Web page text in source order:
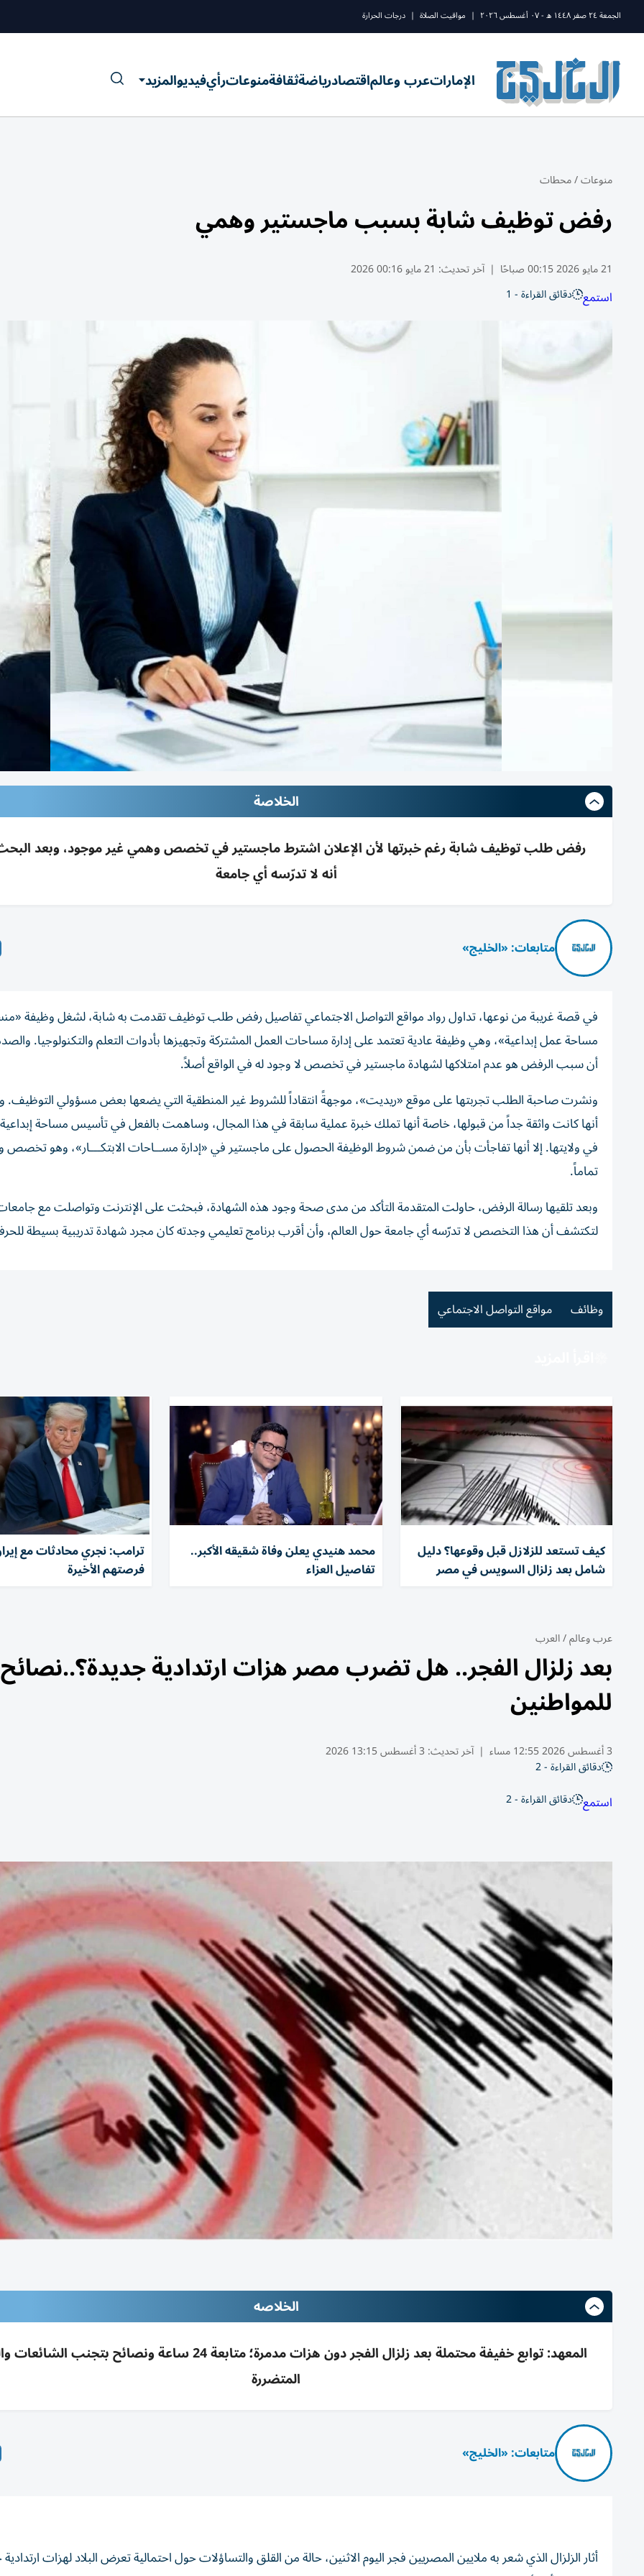
الجمعة ٢٤ صفر ١٤٤٨ ه - ٠٧ أغسطس ٢٠٢٦ | مواقيت الصلاة | درجات الحرارة
الإماراتعرب وعالماقتصادرياضةثقافةمنوعاترأيفيديوالمزيد
منوعات/محطات
رفض توظيف شابة بسبب ماجستير وهمي
21 مايو 2026 00:15 صباحًا | آخر تحديث: 21 مايو 00:16 2026
استمع دقائق القراءة - 1
الخلاصة
رفض طلب توظيف شابة رغم خبرتها لأن الإعلان اشترط ماجستير في تخصص وهمي غير موجود، وبعد
أنه لا تدرّسه أي جامعة
متابعات: «الخليج»
في قصة غريبة من نوعها، تداول رواد مواقع التواصل الاجتماعي تفاصيل رفض طلب توظيف تقدمت به شابة، لشغل وظيفة
مساحة عمل إبداعية»، وهي وظيفة عادية تعتمد على إدارة مساحات العمل المشتركة وتجهيزها بأدوات التعلم والتكنولوجيا.
أن سبب الرفض هو عدم امتلاكها لشهادة ماجستير في تخصص لا وجود له في الواقع أصلاً.
ونشرت صاحبة الطلب تجربتها على موقع «ريديت»، موجهةً انتقاداً للشروط غير المنطقية التي يضعها بعض مسؤولي
أنها كانت واثقة جداً من قبولها، خاصة أنها تملك خبرة عملية سابقة في هذا المجال، وساهمت بالفعل في تأسيس مساحة
في ولايتها. إلا أنها تفاجأت بأن من ضمن شروط الوظيفة الحصول على ماجستير في «إدارة مســاحات الابتكـــار»، وهو
تماماً.
وبعد تلقيها رسالة الرفض، حاولت المتقدمة التأكد من مدى صحة وجود هذه الشهادة، فبحثت على الإنترنت وتواصلت مع
لتكتشف أن هذا التخصص لا تدرّسه أي جامعة حول العالم، وأن أقرب برنامج تعليمي وجدته كان مجرد شهادة تدريبية بسيطة
وظائف مواقع التواصل الاجتماعي
كيف تستعد للزلازل قبل وقوعها؟ دليل
شامل بعد زلزال السويس في مصر
محمد هنيدي يعلن وفاة شقيقه الأكبر..
تفاصيل العزاء
ترامب: نجري محادثات مع
فرصتهم الأخيرة
عرب وعالم/العرب
بعد زلزال الفجر.. هل تضرب مصر هزات ارتدادية جديدة؟..نصائح
للمواطنين
3 أغسطس 2026 12:55 مساء | آخر تحديث: 3 أغسطس 13:15 2026
دقائق القراءة - 2
استمع دقائق القراءة - 2
الخلاصه
المعهد: توابع خفيفة محتملة بعد زلزال الفجر دون هزات مدمرة؛ متابعة 24 ساعة ونصائح
المتضررة
متابعات: «الخليج»
أثار الزلزال الذي شعر به ملايين المصريين فجر اليوم الاثنين، حالة من القلق والتساؤلات حول احتمالية تعرض البلاد لهزات